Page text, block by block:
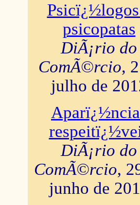
psicopatas
DiÃ¡rio do
ComÃ©rcio,
julho de
DiÃ¡rio do
ComÃ©rcio,
junho de